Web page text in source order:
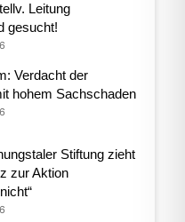
Leitung
gesucht!
Verdacht der
hohem Sachschaden
Stiftung zieht
zur Aktion